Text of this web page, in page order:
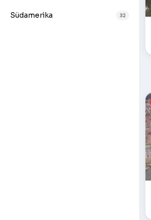
Südamerika 32